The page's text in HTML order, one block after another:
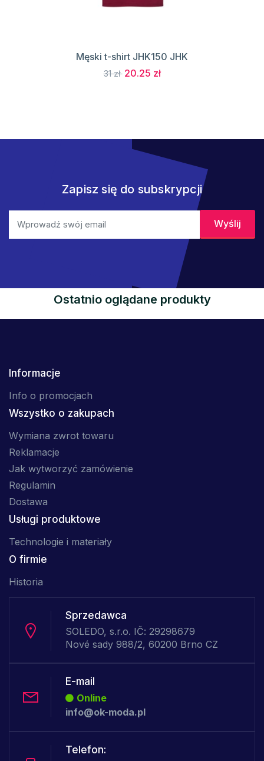
Męski t-shirt JHK150 JHK
31 zł 20.25 zł
Zapisz się do subskrypcji
Ostatnio oglądane produkty
Informacje
Info o promocjach
Wszystko o zakupach
Wymiana zwrot towaru
Reklamacje
Jak wytworzyć zamówienie
Regulamin
Dostawa
Usługi produktowe
Technologie i materiały
O firmie
Historia
Sprzedawca
SOLEDO, s.r.o. IČ: 29298679
Nové sady 988/2, 60200 Brno CZ
E-mail
Online
info@ok-moda.pl
Telefon: